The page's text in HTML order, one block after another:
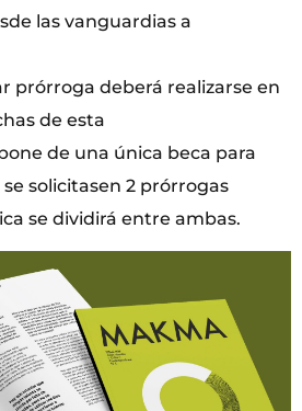
las vanguardias a
prórroga deberá realizarse en
de esta
de una única beca para
solicitasen 2 prórrogas
se dividirá entre ambas.